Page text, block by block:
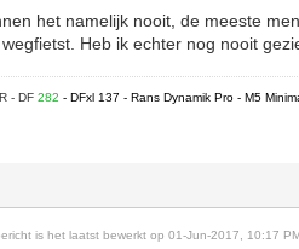
het namelijk nooit, de meeste
Heb ik echter nog nooit
- DF282- DFxl 137 - Rans Dynamik Pro - M5
is het laatst bewerkt op 01-Jun-2017, 10:17